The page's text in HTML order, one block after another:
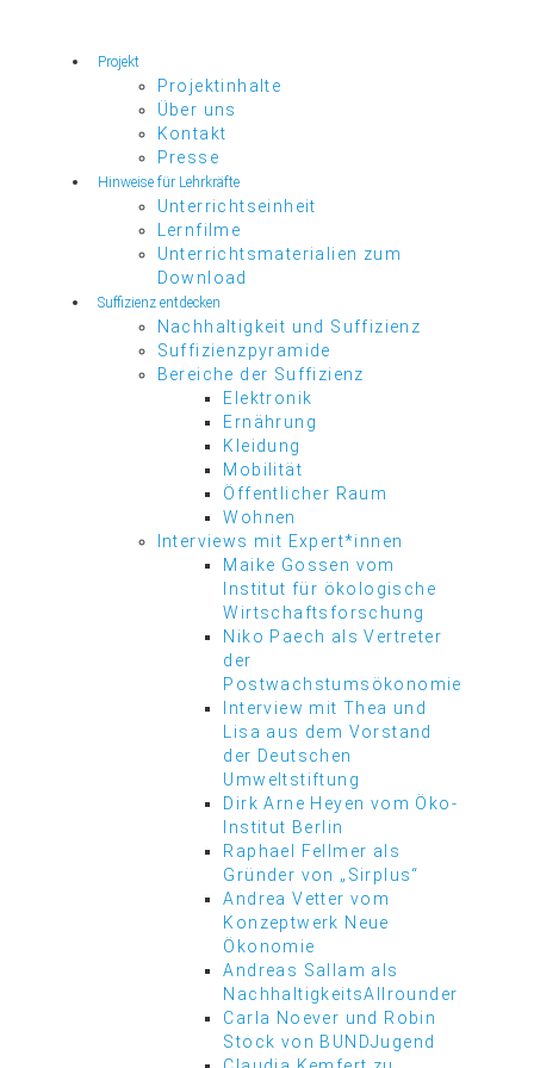
Projekt
Projektinhalte
Über uns
Kontakt
Presse
Hinweise für Lehrkräfte
Unterrichtseinheit
Lernfilme
Unterrichtsmaterialien zum
Download
Suffizienz entdecken
Nachhaltigkeit und Suffizienz
Suffizienzpyramide
Bereiche der Suffizienz
Elektronik
Ernährung
Kleidung
Mobilität
Öffentlicher Raum
Wohnen
Interviews mit Expert*innen
Maike Gossen vom
Institut für ökologische
Wirtschaftsforschung
Niko Paech als Vertreter
der
Postwachstumsökonomie
Interview mit Thea und
Lisa aus dem Vorstand
der Deutschen
Umweltstiftung
Dirk Arne Heyen vom Öko-
Institut Berlin
Raphael Fellmer als
Gründer von „Sirplus“
Andrea Vetter vom
Konzeptwerk Neue
Ökonomie
Andreas Sallam als
NachhaltigkeitsAllrounder
Carla Noever und Robin
Stock von BUNDJugend